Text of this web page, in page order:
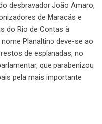
desbravador João Amaro,
de Maracás e
do Rio de Contas à
Planaltino deve-se ao
de esplanadas, no
que parabenizou
pela mais importante